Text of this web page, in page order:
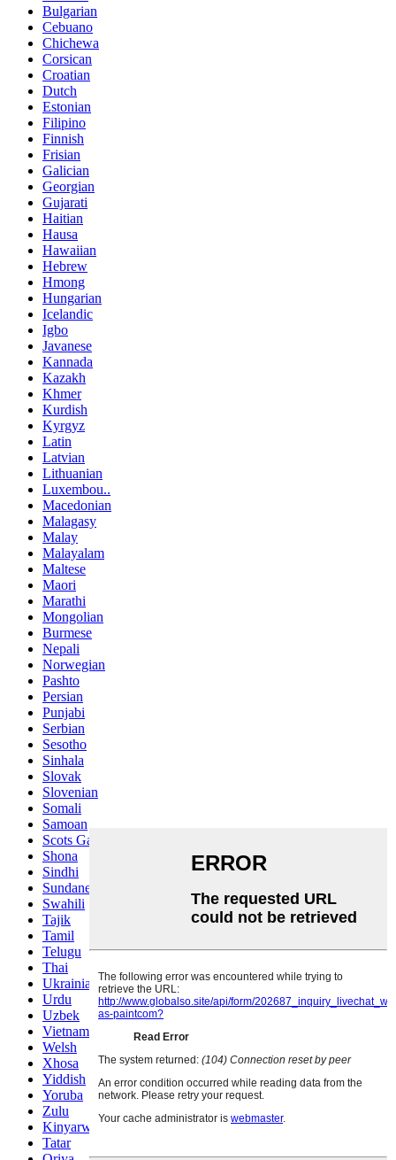
Bulgarian
Cebuano
Chichewa
Corsican
Croatian
Dutch
Estonian
Filipino
Finnish
Frisian
Galician
Georgian
Gujarati
Haitian
Hausa
Hawaiian
Hebrew
Hmong
Hungarian
Icelandic
Igbo
Javanese
Kannada
Kazakh
Khmer
Kurdish
Kyrgyz
Latin
Latvian
Lithuanian
Luxembou..
Macedonian
Malagasy
Malay
Malayalam
Maltese
Maori
Marathi
Mongolian
Burmese
Nepali
Norwegian
Pashto
Persian
Punjabi
Serbian
Sesotho
Sinhala
Slovak
Slovenian
Somali
Samoan
Scots Gaelic
Shona
Sindhi
Sundanese
Swahili
Tajik
Tamil
Telugu
Thai
Ukrainian
Urdu
Uzbek
Vietnamese
Welsh
Xhosa
Yiddish
Yoruba
Zulu
Kinyarwanda
Tatar